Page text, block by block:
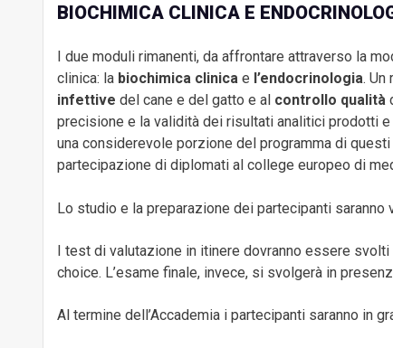
BIOCHIMICA CLINICA E
I due moduli rimanenti, da affrontare attraverso la
clinica: la biochimica clinica e l’endocrinologia. Un
infettive del cane e del gatto e al controllo qualità
precisione e la validità dei risultati analitici prodotti
una considerevole porzione del programma di
partecipazione di diplomati al college europeo di
Lo studio e la preparazione dei partecipanti saranno
I test di valutazione in itinere dovranno essere
choice. L’esame finale, invece, si svolgerà in
Al termine dell’Accademia i partecipanti saranno in